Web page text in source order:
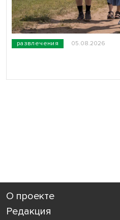
развлечения 05.08.2026
О проекте
Редакция